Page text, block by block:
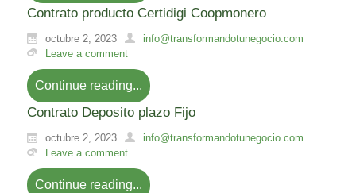
Contrato producto Certidigi Coopmonero
octubre 2, 2023
info@transformandotunegocio.com
Leave a comment
Continue reading...
Contrato Deposito plazo Fijo
octubre 2, 2023
info@transformandotunegocio.com
Leave a comment
Continue reading...